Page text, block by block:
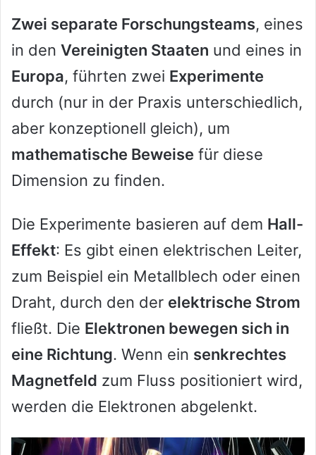
Zwei separate Forschungsteams, eines
in den Vereinigten Staaten und eines in
Europa, führten zwei Experimente
durch (nur in der Praxis unterschiedlich,
aber konzeptionell gleich), um
mathematische Beweise für diese
Dimension zu finden.
Die Experimente basieren auf dem Hall-
Effekt: Es gibt einen elektrischen Leiter,
zum Beispiel ein Metallblech oder einen
Draht, durch den der elektrische Strom
fließt. Die Elektronen bewegen sich in
eine Richtung. Wenn ein senkrechtes
Magnetfeld zum Fluss positioniert wird,
werden die Elektronen abgelenkt.